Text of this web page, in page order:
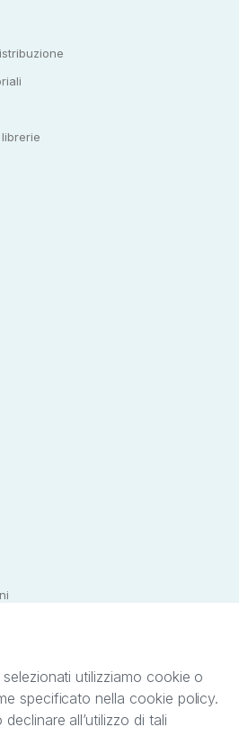
è di proprietà di StreetLib S.r.l.
utilizziamo cookie o
specificato nella cookie policy.
all’utilizzo di tali